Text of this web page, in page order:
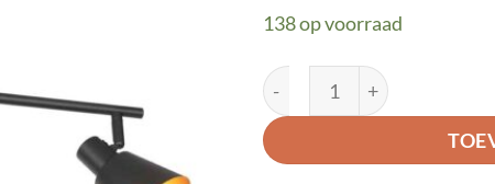
138 op voorraad
Steinhauer Zwarte 3 lichts